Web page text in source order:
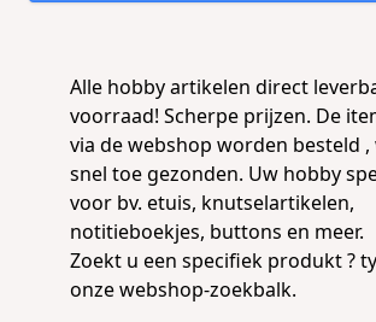
Alle hobby artikelen direct
voorraad! Scherpe prijzen. De
via de webshop worden besteld
snel toe gezonden. Uw hobby
voor bv. etuis, knutselartikelen,
notitieboekjes, buttons en meer.
Zoekt u een specifiek produkt ?
onze webshop-zoekbalk.